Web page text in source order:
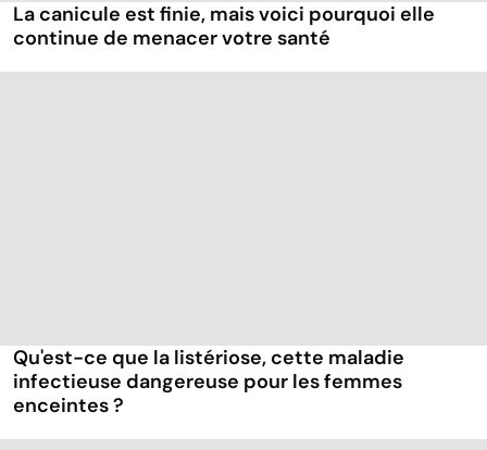
La canicule est finie, mais voici pourquoi elle
continue de menacer votre santé
Qu'est-ce que la listériose, cette maladie
infectieuse dangereuse pour les femmes
enceintes ?